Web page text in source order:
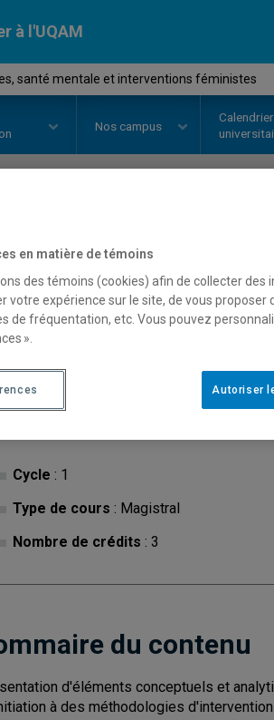
à l'UQAM
santé mentale et interventions féministes
Nos campus
interventions
Cycle : 1
Type de cours : Magistral
Nombre de crédits : 3
du contenu
d'éléments conceptuels et
à des méthodologies
en matière de témoins
des témoins (cookies) afin de collecter
votre expérience sur le site, de vous proposer
de fréquentation, etc. Vous pouvez
».
Autoriser